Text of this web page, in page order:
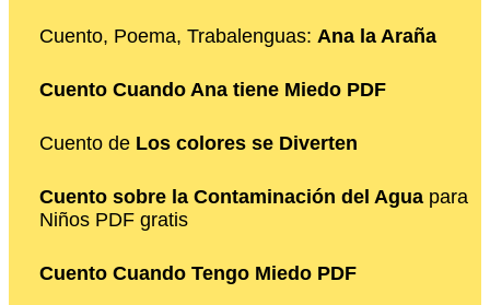
Cuento, Poema, Trabalenguas: Ana la Araña
Cuento Cuando Ana tiene Miedo PDF
Cuento de Los colores se Diverten
Cuento sobre la Contaminación del Agua para
Niños PDF gratis
Cuento Cuando Tengo Miedo PDF